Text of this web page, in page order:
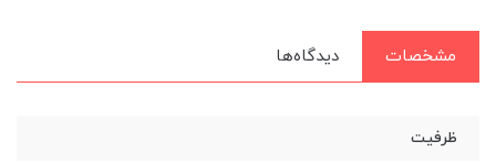
مشخصات دیدگاه‌ها
ظرفیت